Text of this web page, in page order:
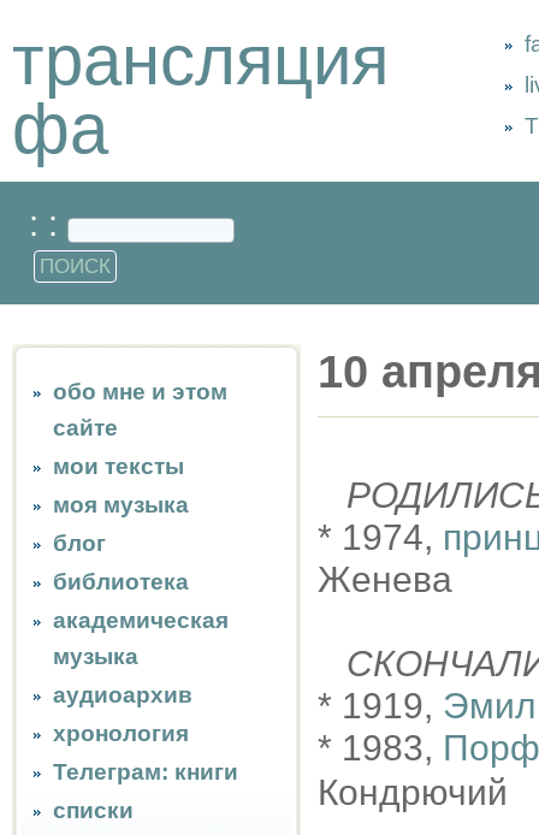
трансляция
фа
: :
обо мне и этом
сайте
мои тексты
моя музыка
блог
библиотека
академическая
музыка
аудиоархив
хронология
Телеграм: книги
списки
10
* 1974,
Женева
* 1919,
* 1983,
Кондрючий